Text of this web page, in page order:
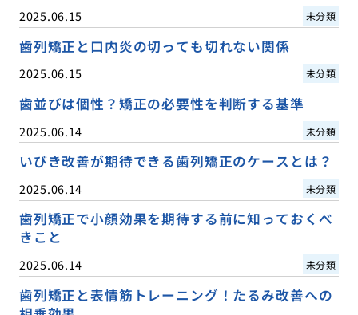
2025.06.15 未分類
歯列矯正と口内炎の切っても切れない関係
2025.06.15 未分類
歯並びは個性？矯正の必要性を判断する基準
2025.06.14 未分類
いびき改善が期待できる歯列矯正のケースとは？
2025.06.14 未分類
歯列矯正で小顔効果を期待する前に知っておくべ
きこと
2025.06.14 未分類
歯列矯正と表情筋トレーニング！たるみ改善への